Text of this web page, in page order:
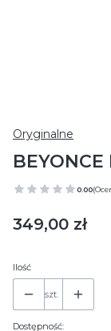
Oryginalne
0.00
Cena
349,00 zł
Ilość
szt.
Dostępność: